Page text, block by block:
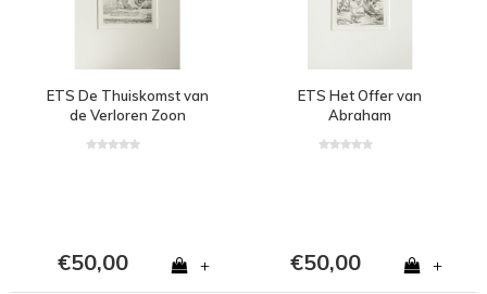
ETS De Thuiskomst van
de Verloren Zoon
€50,00 +
ETS Het Offer van
Abraham
€50,00 +